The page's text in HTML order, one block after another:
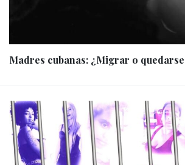
Madres cubanas: ¿Migrar o